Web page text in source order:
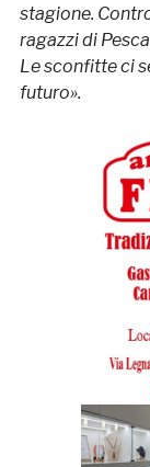
stagione.
ragazzi di
Le sconfitte ci
futuro».